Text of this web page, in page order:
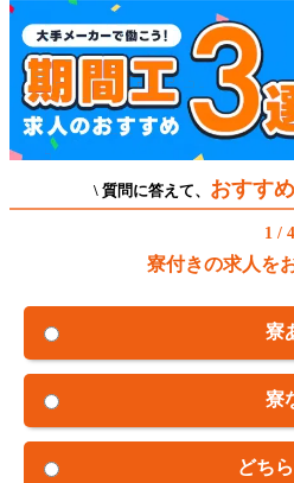
\ 質問に答えて、 おすす
1 / 4
寮付きの求人を
寮
寮
どち